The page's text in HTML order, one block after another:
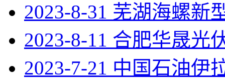
2023-8-31 芜湖海螺新
2023-8-11 合肥华晟光
2023-7-21 中国石油伊